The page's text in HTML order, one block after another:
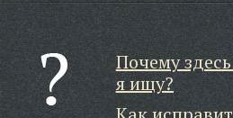
Почему
я ищу?